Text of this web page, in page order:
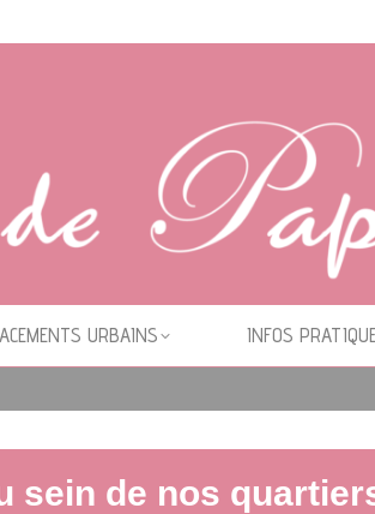
URBAINS INFOS
sein de nos